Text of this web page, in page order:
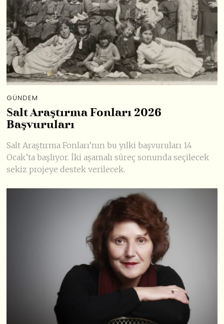
GÜNDEM
Salt Araştırma Fonları 2026
Başvuruları
Salt Araştırma Fonları’nın bu yılki başvuruları 14
Ocak’ta başlıyor. İki aşamalı süreç sonunda seçilecek
sekiz projeye destek verilecek.